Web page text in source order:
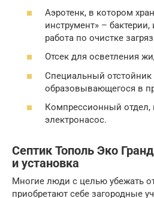
Аэротенк, в котором
инструмент» –
работа по очистке
Отсек для осветления
Специальный отстойник
образовывающегося в
Компрессионный отдел,
электронасос.
Септик Тополь Эко
и установка
Многие люди с целью убежать
приобретают себе загородные